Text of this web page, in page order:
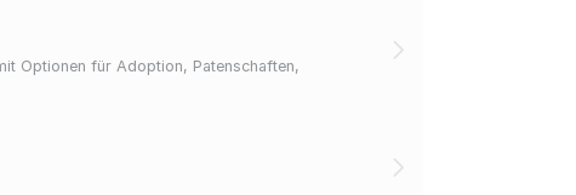
Optionen für Adoption, Patenschaften,